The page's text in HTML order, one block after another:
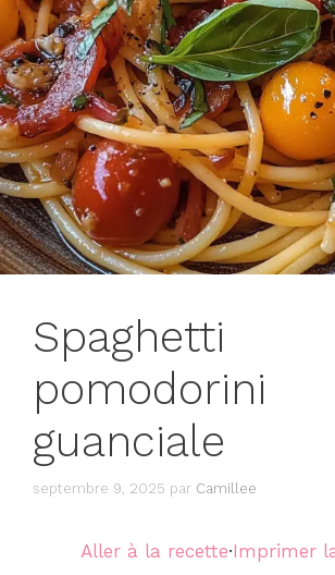
Spaghetti
pomodorini
guanciale
septembre 9, 2025 par Camillee
Aller à la recette·Imprimer